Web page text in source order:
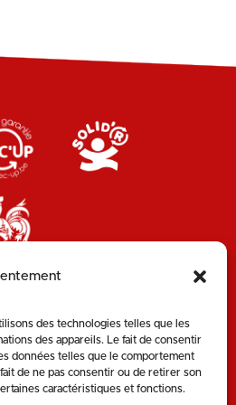
des technologies telles que les
des appareils. Le fait de consentir
données telles que le comportement
de ne pas consentir ou de retirer son
caractéristiques et fonctions.